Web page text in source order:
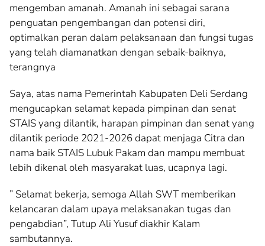
mengemban amanah. Amanah ini sebagai sarana
penguatan pengembangan dan potensi diri,
optimalkan peran dalam pelaksanaan dan fungsi tugas
yang telah diamanatkan dengan sebaik-baiknya,
terangnya
Saya, atas nama Pemerintah Kabupaten Deli Serdang
mengucapkan selamat kepada pimpinan dan senat
STAIS yang dilantik, harapan pimpinan dan senat yang
dilantik periode 2021-2026 dapat menjaga Citra dan
nama baik STAIS Lubuk Pakam dan mampu membuat
lebih dikenal oleh masyarakat luas, ucapnya lagi.
” Selamat bekerja, semoga Allah SWT memberikan
kelancaran dalam upaya melaksanakan tugas dan
pengabdian”, Tutup Ali Yusuf diakhir Kalam
sambutannya.